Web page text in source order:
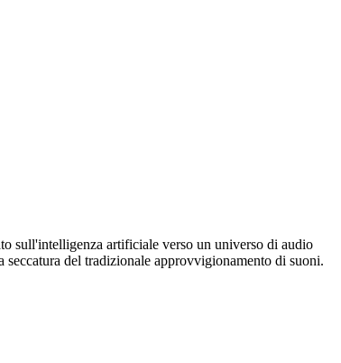
sull'intelligenza artificiale verso un universo di audio
del tradizionale approvvigionamento di suoni.